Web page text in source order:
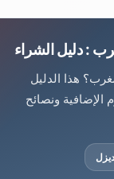
: دليل الشراء
هذا الدليل
الإضافية ونصائح